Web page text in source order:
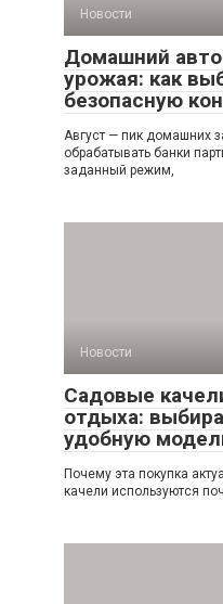
Новости
Домашний
урожая: как
безопасную
Август — пик домашних
обрабатывать банки
заданный режим,
Новости
Садовые
отдыха:
удобную
Почему эта покупка
качели используются